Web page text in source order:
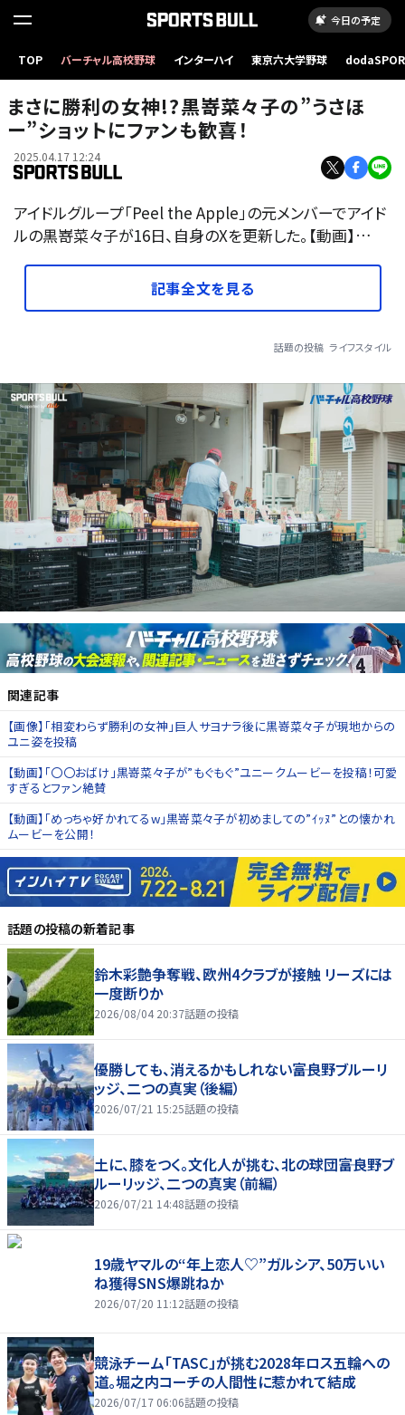
今日の予定
TOP バーチャル高校野球 インターハイ 東京六大学野球
まさに勝利の女神!?黒嵜菜々子の”うさほ
ー”ショットにファンも歓喜！
2025.04.17 12:24
アイドルグループ「Peel the Apple」の元メンバーでアイド
ルの黒嵜菜々子が16日、自身のXを更新した。【動画】…
記事全文を見る
話題の投稿 ライフスタイル
関連記事
【画像】「相変わらず勝利の女神」巨人サヨナラ後に黒嵜菜々子が現地からの
ユニ姿を投稿
【動画】「〇〇おばけ」黒嵜菜々子が”もぐもぐ”ユニークムービーを投稿！可愛
すぎるとファン絶賛
【動画】「めっちゃ好かれてるw」黒嵜菜々子が初めましての”ｲｯﾇ”との懐かれ
ムービーを公開！
話題の投稿の新着記事
鈴木彩艶争奪戦、欧州4クラブが接触 リーズには
一度断りか
2026/08/04 20:37話題の投稿
優勝しても、消えるかもしれない――富良野ブルーリ
ッジ、二つの真実（後編）
2026/07/21 15:25話題の投稿
土に、膝をつく。文化人が挑む、北の球団――富良野ブ
ルーリッジ、二つの真実（前編）
2026/07/21 14:48話題の投稿
19歳ヤマルの“年上恋人♡”ガルシア、50万いい
ね獲得SNS爆跳ねか
2026/07/20 11:12話題の投稿
競泳チーム「TASC」が挑む2028年ロス五輪への
道。堀之内コーチの人間性に惹かれて結成
2026/07/17 06:06話題の投稿